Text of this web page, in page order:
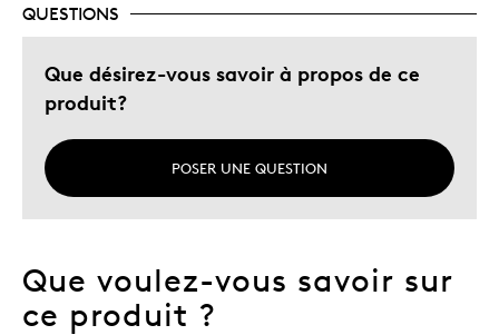
QUESTIONS
Que désirez-vous savoir à propos de ce
produit?
POSER UNE QUESTION
Que voulez-vous savoir sur
ce produit ?